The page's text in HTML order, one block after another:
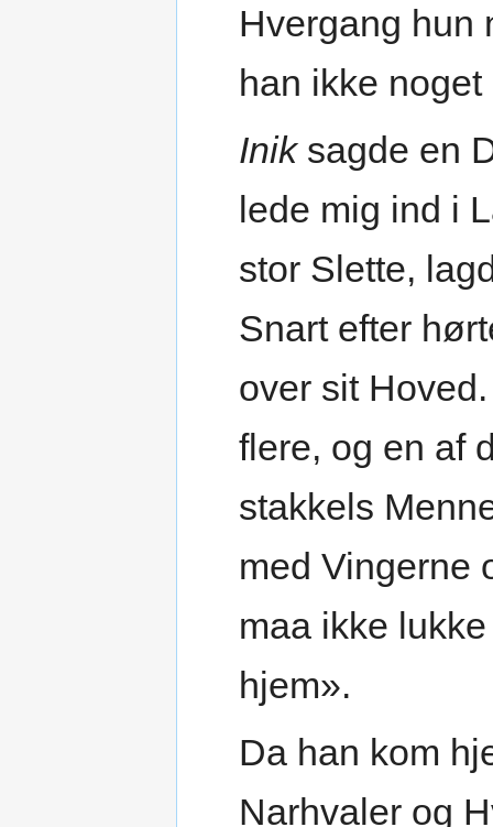
Hvergang hun
han ikke noget
Iniksagde en
lede mig ind i
stor Slette,
Snart efter
over sit
flere, og en af
stakkels
med Vingerne
maa ikke
hjem».
Da han kom
Narhvaler og